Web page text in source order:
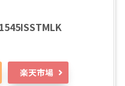
楽天市場